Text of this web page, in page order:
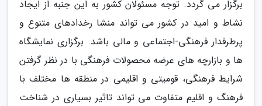
برگزار می گردد. توجه مسئولان کشور به این جنبه از ایجاد
نشاط و امید در کشور می تواند منشا رخدادهای متنوع و
پرطرفدار فرهنگی-اجتماعی و مالی باشد. برگزاری نمایشگاه
ها و بازارچه های عرضه محصولات فرهنگی با در نظر گرفتن
شرایط فرهنگی، قومیتی و اقلیمی در منطقه ها مختلف با
فرهنگ و اقلیم متفاوت می تواند تاثیر بسیاری در شناخت